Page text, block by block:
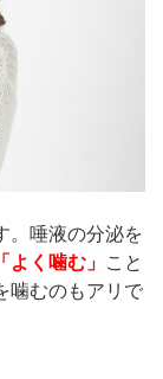
。唾液の分泌を
「よく噛む」 こと
噛むのもアリで